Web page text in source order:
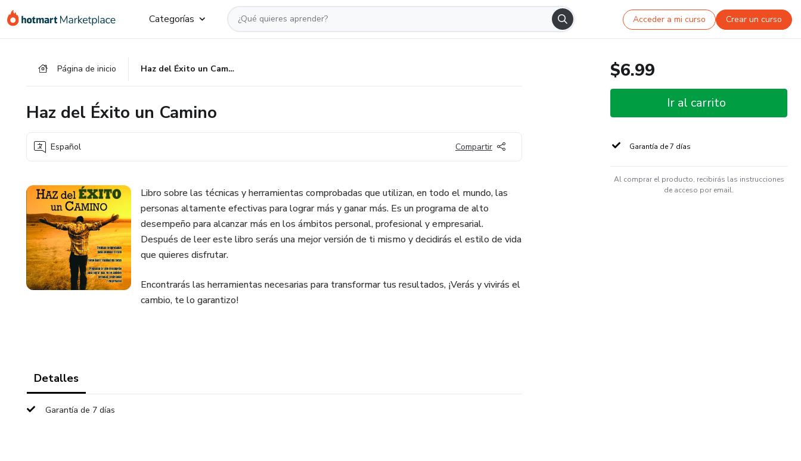
Categorías Acceder a mi curso Crear un curso
Página de inicio Haz del Éxito un Camino
Haz del Éxito un Camino
Español Compartir
Libro sobre las técnicas y herramientas comprobadas que utilizan, en todo el mundo, las
personas altamente efectivas para lograr más y ganar más. Es un programa de alto
desempeño para alcanzar más en los ámbitos personal, profesional y empresarial.
Después de leer este libro serás una mejor versión de ti mismo y decidirás el estilo de vida
que quieres disfrutar.
Encontrarás las herramientas necesarias para transformar tus resultados, ¡Verás y vivirás el
cambio, te lo garantizo!
Detalles
Garantía de 7 días
$6.99
Ir al carrito
Garantía de 7 días
Al comprar el producto, recibirás las instrucciones
de acceso por email.